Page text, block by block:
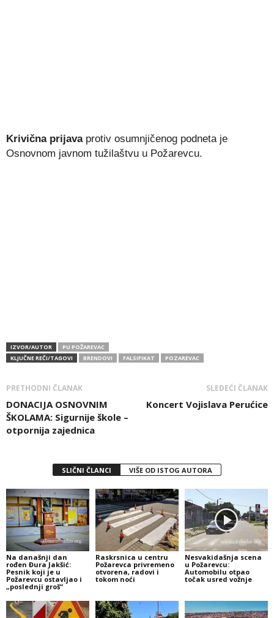
Krivična prijavaprotiv osumnjičenog podneta je
Osnovnom javnom tužilaštvu u Požarevcu.
IZVOR/AUTOR
PU POŽAREVAC
KLJUČNE REČI/TAGOVI
BRENDOVI FALSIFIKAT POZAREVAC
PRETHODNI ČLANAK
DONACIJA OSNOVNIM
ŠKOLAMA: Sigurnije škole –
otpornija zajednica
SLEDEĆI ČLANAK
Koncert Vojislava Perućice
SLIČNI ČLANCI VIŠE OD ISTOG AUTORA
Na današnji dan
rođen Đura Jakšić:
Pesnik koji je u
Požarevcu ostavljao i
„poslednji groš“
Raskrsnica u centru
Požarevca privremeno
otvorena, radovi i
tokom noći
Nesvakidašnja scena
u Požarevcu:
Automobilu otpao
točak usred vožnje